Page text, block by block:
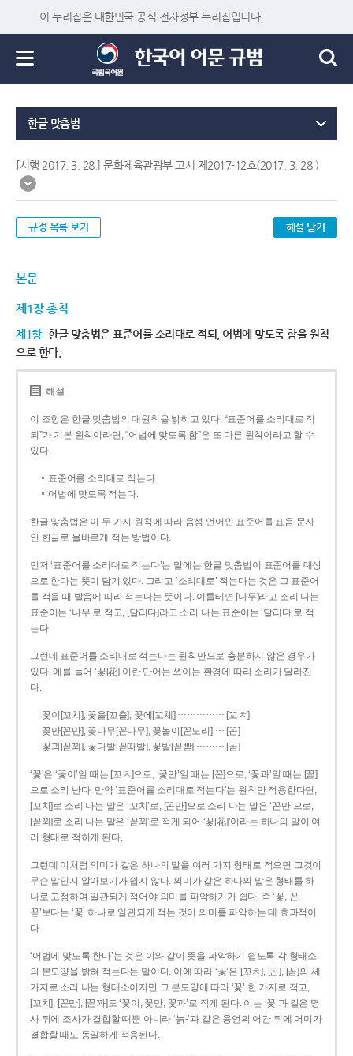
이 누리집은 대한민국 공식 전자정부 누리집입니다.
한글 맞춤법
[시행 2017. 3. 28.] 문화체육관광부 고시 제2017-12호(2017. 3. 28.)
규정 목록 보기 해설 닫기
본문
제1장 총칙
제1항 한글 맞춤법은 표준어를 소리대로 적되, 어법에 맞도록 함을 원칙
으로 한다.
해설
이 조항은 한글 맞춤법의 대원칙을 밝히고 있다. “표준어를 소리대로 적
되”가 기본 원칙이라면, “어법에 맞도록 함”은 또 다른 원칙이라고 할 수
있다.
표준어를 소리대로 적는다.
어법에 맞도록 적는다.
한글 맞춤법은 이 두 가지 원칙에 따라 음성 언어인 표준어를 표음 문자
인 한글로 올바르게 적는 방법이다.
먼저 ‘표준어를 소리대로 적는다’는 말에는 한글 맞춤법이 표준어를 대상
으로 한다는 뜻이 담겨 있다. 그리고 ‘소리대로’ 적는다는 것은 그 표준어
를 적을 때 발음에 따라 적는다는 뜻이다. 이를테면 [나무]라고 소리 나는
표준어는 ‘나무’로 적고, [달리다]라고 소리 나는 표준어는 ‘달리다’로 적
는다.
그런데 표준어를 소리대로 적는다는 원칙만으로 충분하지 않은 경우가
있다. 예를 들어 ‘꽃[花]’이란 단어는 쓰이는 환경에 따라 소리가 달라진
다.
꽃이[꼬치], 꽃을[꼬츨], 꽃에[꼬체] …………… [꼬ㅊ]
꽃만[꼰만], 꽃나무[꼰나무], 꽃놀이[꼰노리] … [꼰]
꽃과[꼳꽈], 꽃다발[꼳따발], 꽃밭[꼳빧] ……… [꼳]
‘꽃’은 ‘꽃이’일 때는 [꼬ㅊ]으로, ‘꽃만’일 때는 [꼰]으로, ‘꽃과’일 때는 [꼳]
으로 소리 난다. 만약 ‘표준어를 소리대로 적는다’는 원칙만 적용한다면,
[꼬치]로 소리 나는 말은 ‘꼬치’로, [꼰만]으로 소리 나는 말은 ‘꼰만’으로,
[꼳꽈]로 소리 나는 말은 ‘꼳꽈’로 적게 되어 ‘꽃[花]’이라는 하나의 말이 여
러 형태로 적히게 된다.
그런데 이처럼 의미가 같은 하나의 말을 여러 가지 형태로 적으면 그것이
무슨 말인지 알아보기가 쉽지 않다. 의미가 같은 하나의 말은 형태를 하
나로 고정하여 일관되게 적어야 의미를 파악하기가 쉽다. 즉 ‘꽃, 꼰,
꼳’보다는 ‘꽃’ 하나로 일관되게 적는 것이 의미를 파악하는 데 효과적이
다.
‘어법에 맞도록 한다’는 것은 이와 같이 뜻을 파악하기 쉽도록 각 형태소
의 본모양을 밝혀 적는다는 말이다. 이에 따라 ‘꽃’은 [꼬ㅊ], [꼰], [꼳]의 세
가지로 소리 나는 형태소이지만 그 본모양에 따라 ‘꽃’ 한 가지로 적고,
[꼬치], [꼰만], [꼳꽈]도 ‘꽃이, 꽃만, 꽃과’로 적게 된다. 이는 ‘꽃’과 같은 명
사 뒤에 조사가 결합할 때뿐 아니라 ‘늙-’과 같은 용언의 어간 뒤에 어미가
결합할 때도 동일하게 적용된다.